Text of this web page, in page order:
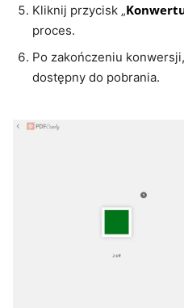
Kliknij przycisk „
proces.
Po zakończeniu
dostępny do pobrania.